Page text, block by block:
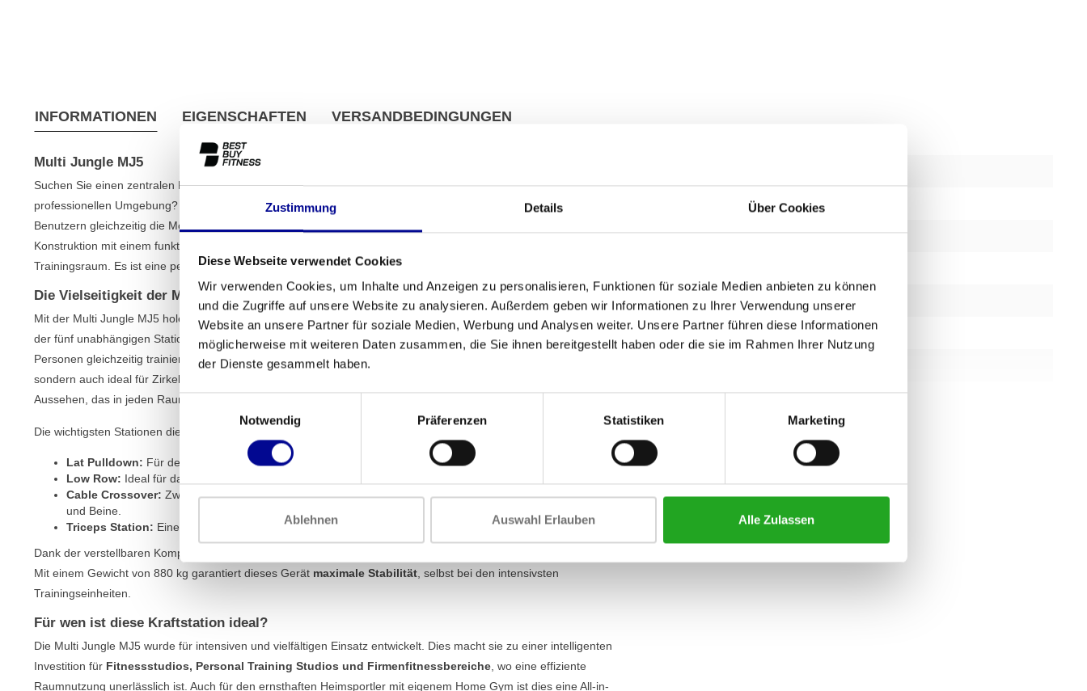
Zustimmung Details Über Cookies
Diese Webseite verwendet Cookies
Wir verwenden Cookies, um Inhalte und Anzeigen zu personalisieren, Funktionen für soziale Medien anbieten zu können
und die Zugriffe auf unsere Website zu analysieren. Außerdem geben wir Informationen zu Ihrer Verwendung unserer
Website an unsere Partner für soziale Medien, Werbung und Analysen weiter. Unsere Partner führen diese Informationen
möglicherweise mit weiteren Daten zusammen, die Sie ihnen bereitgestellt haben oder die sie im Rahmen Ihrer Nutzung
der Dienste gesammelt haben.
Einwilligungsauswahl
Notwendig
Präferenzen Statistiken Marketing
Ablehnen Auswahl Erlauben Alle Zulassen
INFORMATIONEN EIGENSCHAFTEN VERSANDBEDINGUNGEN
Multi Jungle MJ5
Suchen Sie einen zentralen Punkt für ein komplettes Krafttraining, sowohl für zu Hause als auch in einer
professionellen Umgebung? Die
Multi Jungle MJ5ist eine neue und vielseitige Kraftstation, die bis zu fünf
Benutzern gleichzeitig die Möglichkeit bietet, an ihren Zielen zu arbeiten. Dieses Gerät kombiniert eine robuste
Konstruktion mit einem funktionalen Design und bildet somit eine hervorragende Basis für jeden ernsthaften
Trainingsraum. Es ist eine perfekte Ergänzung zu unserem breiten Sortiment an
Die Vielseitigkeit der Multi Jungle MJ5
Mit der Multi Jungle MJ5 holen Sie sich ein komplettes Fitnesscenter nach Hause oder in Ihr Fitnessstudio. Dank
der fünf unabhängigen Stationen können Sie ein vollständiges Ganzkörpertraining durchführen oder mit mehreren
Personen gleichzeitig trainieren, ohne aufeinander warten zu müssen. Dies macht die Station nicht nur effizient,
sondern auch ideal für Zirkeltraining. Die mattschwarze Oberfläche verleiht ihr ein schlankes, professionelles
Aussehen, das in jeden Raum passt.
Die wichtigsten Stationen dieser sind unter anderem:
Lat Pulldown: Für den Aufbau eines breiten, starken Rückens.
Low Row: Ideal für das Training der Rückenmuskulatur und des Bizeps.
Cable Crossover: Zwei verstellbare Rollen für eine enorme Vielfalt an Übungen für Brust, Schultern, Arme
und Beine.
Triceps Station: Eine spezifische Station zur Isolation des Trizeps.
Dank der verstellbaren Komponenten passen Sie jede Station einfach an Ihren Körper und Ihr Trainingsniveau an.
Mit einem Gewicht von 880 kg garantiert dieses Gerät maximale Stabilität , selbst bei den intensivsten
Trainingseinheiten.
Für wen ist diese Kraftstation ideal?
Die Multi Jungle MJ5 wurde für intensiven und vielfältigen Einsatz entwickelt. Dies macht sie zu einer intelligenten
Investition für Fitnessstudios, Personal Training Studios und Firmenfitnessbereiche , wo eine effiziente
Raumnutzung unerlässlich ist. Auch für den ernsthaften Heimsportler mit eigenem Home Gym ist dies eine All-in-
Anzahl der Abschnitte
Garantie 2 Jahre
Farbe Mattschwarz
Umfang 438 cm
alle eigenschaften